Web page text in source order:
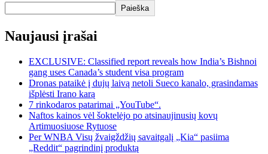
Paieška
Naujausi įrašai
EXCLUSIVE: Classified report reveals how India’s Bishnoi
gang uses Canada’s student visa program
Dronas pataikė į dujų laivą netoli Sueco kanalo, grasindamas
išplėsti Irano karą
7 rinkodaros patarimai „YouTube“.
Naftos kainos vėl šoktelėjo po atsinaujinusių kovų
Artimuosiuose Rytuose
Per WNBA Visų žvaigždžių savaitgalį „Kia“ pasiima
„Reddit“ pagrindinį produktą